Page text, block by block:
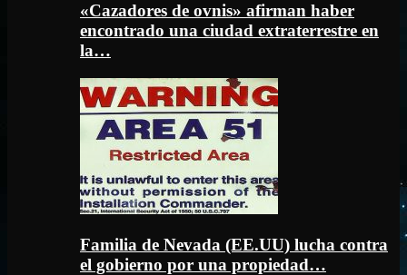
«Cazadores de ovnis» afirman haber
encontrado una ciudad extraterrestre en
la…
Familia de Nevada (EE.UU) lucha contra
el gobierno por una propiedad…